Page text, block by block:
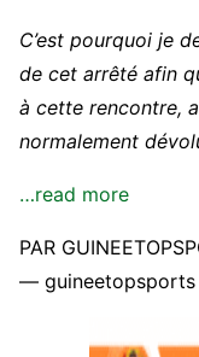
C’est pourquoi je
de cet arrêté afin
à cette rencontre,
normalement
…read more
PAR
— guineetopsports